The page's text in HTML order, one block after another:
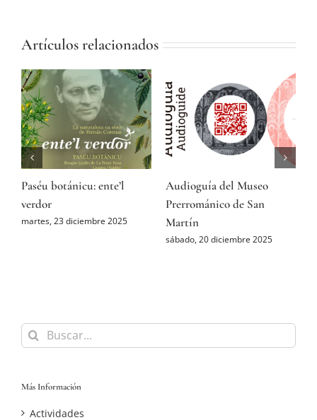
Artículos relacionados
Paséu botánicu: ente’l
verdor
martes, 23 diciembre 2025
Audioguía del Museo
Prerrománico de San
Martín
sábado, 20 diciembre 2025
Buscar:
Más Información
Actividades